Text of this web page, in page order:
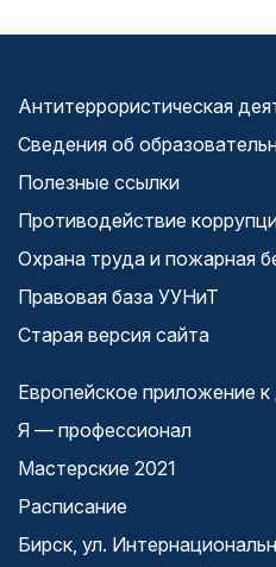
Антитеррористическая
Сведения об
Полезные ссылки
Противодействие
Охрана труда и пожарная
Правовая база УУНиТ
Старая версия сайта
Европейское приложение
Я — профессионал
Мастерские 2021
Расписание
Бирск, ул.